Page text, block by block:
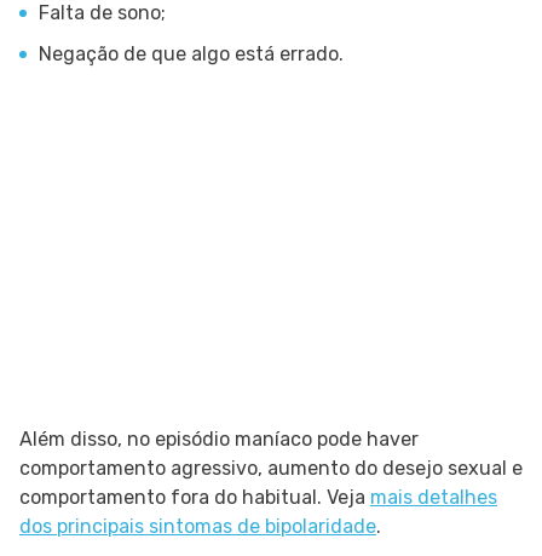
Falta de sono;
Negação de que algo está errado.
Além disso, no episódio maníaco pode haver
comportamento agressivo, aumento do desejo sexual e
comportamento fora do habitual. Veja mais detalhes
dos principais sintomas de bipolaridade.